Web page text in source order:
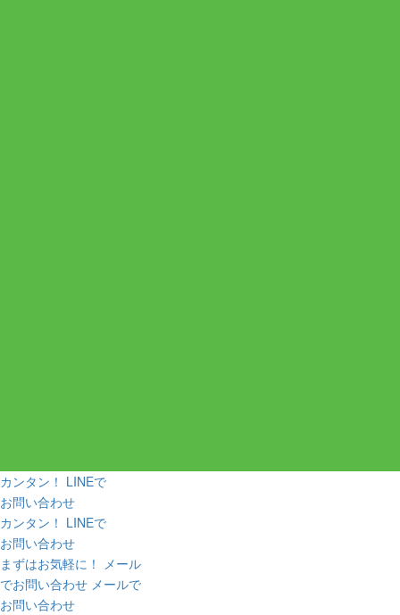
カンタン！ LINEで
お問い合わせ
カンタン！ LINEで
お問い合わせ
まずはお気軽に！ メール
でお問い合わせ メールで
お問い合わせ